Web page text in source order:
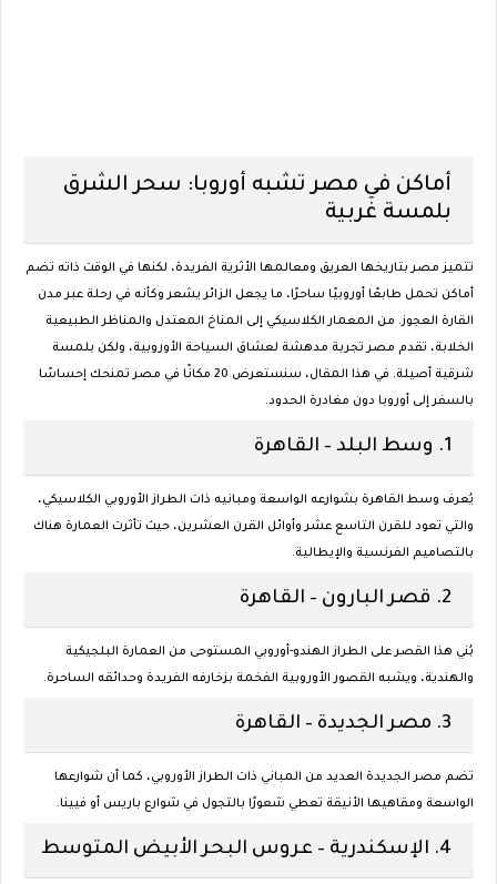
أماكن في مصر تشبه أوروبا: سحر الشرق
بلمسة غربية
تتميز مصر بتاريخها العريق ومعالمها الأثرية الفريدة، لكنها في الوقت ذاته تضم
أماكن تحمل طابعًا أوروبيًا ساحرًا، ما يجعل الزائر يشعر وكأنه في رحلة عبر مدن
القارة العجوز. من المعمار الكلاسيكي إلى المناخ المعتدل والمناظر الطبيعية
الخلابة، تقدم مصر تجربة مدهشة لعشاق السياحة الأوروبية، ولكن بلمسة
شرقية أصيلة. في هذا المقال، سنستعرض 20 مكانًا في مصر تمنحك إحساسًا
بالسفر إلى أوروبا دون مغادرة الحدود.
1. وسط البلد – القاهرة
يُعرف وسط القاهرة بشوارعه الواسعة ومبانيه ذات الطراز الأوروبي الكلاسيكي،
والتي تعود للقرن التاسع عشر وأوائل القرن العشرين، حيث تأثرت العمارة هناك
بالتصاميم الفرنسية والإيطالية.
2. قصر البارون – القاهرة
بُني هذا القصر على الطراز الهندو-أوروبي المستوحى من العمارة البلجيكية
والهندية، ويشبه القصور الأوروبية الفخمة بزخارفه الفريدة وحدائقه الساحرة.
3. مصر الجديدة – القاهرة
تضم مصر الجديدة العديد من المباني ذات الطراز الأوروبي، كما أن شوارعها
الواسعة ومقاهيها الأنيقة تعطي شعورًا بالتجول في شوارع باريس أو فيينا.
4. الإسكندرية – عروس البحر الأبيض المتوسط